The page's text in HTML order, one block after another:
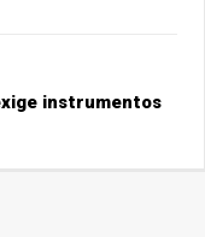
instrumentos